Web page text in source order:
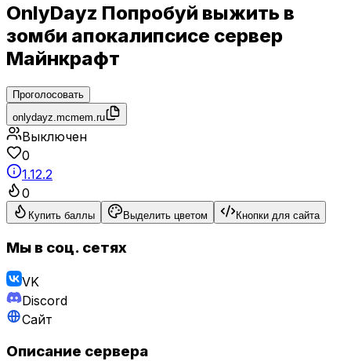
OnlyDayz Попробуй выжить в
зомби апокалипсисе сервер
Майнкрафт
Проголосовать
onlydayz.mcmem.ru
Выключен
0
1.12.2
0
Купить баллы Выделить цветом Кнопки для сайта
Мы в соц. сетях
VK
Discord
Сайт
Описание сервера